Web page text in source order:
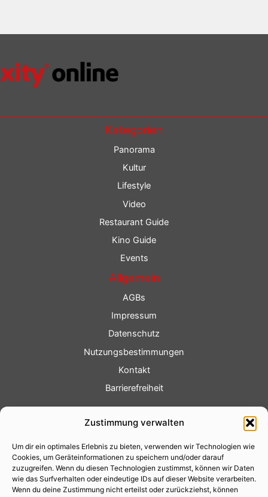
Zustimmung verwalten
Um dir ein optimales Erlebnis zu bieten, verwenden wir Technologien wie
Cookies, um Geräteinformationen zu speichern und/oder darauf
zuzugreifen. Wenn du diesen Technologien zustimmst, können wir Daten
wie das Surfverhalten oder eindeutige IDs auf dieser Website verarbeiten.
Wenn du deine Zustimmung nicht erteilst oder zurückziehst, können
Kategorien
Panorama
Kultur
Lifestyle
Video
Restaurant Guide
Kino Guide
Events
Allgemein
AGBs
Impressum
Datenschutz
Nutzungsbestimmungen
Kontakt
Barrierefreiheit
Fotoservice
Videoservice
Werbung
Contenterstellung